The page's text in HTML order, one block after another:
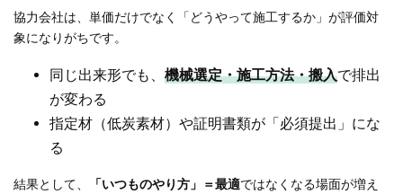
協力会社は、単価だけでなく「どうやって施工するか」が評価対
象になりがちです。
同じ出来形でも、 機械選定・施工方法・搬入で排出
が変わる
指定材（低炭素材）や証明書類が「必須提出」にな
る
結果として、 「いつものやり方」＝最適ではなくなる場面が増え